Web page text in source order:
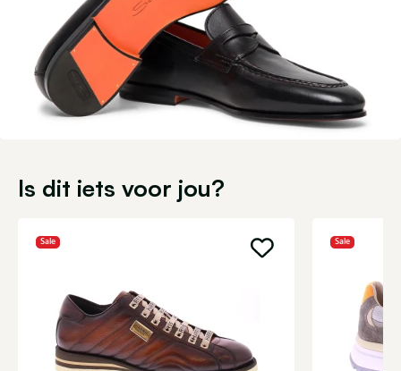
Is dit iets voor jou?
Sale Sale